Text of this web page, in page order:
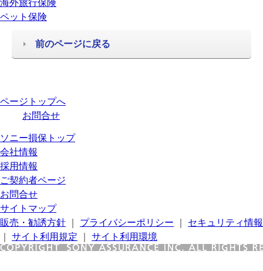
海外旅行保険
ペット保険
前のページに戻る
ページトップへ
お問合せ
ソニー損保トップ
会社情報
採用情報
ご契約者ページ
お問合せ
サイトマップ
販売・勧誘方針
プライバシーポリシー
セキュリティ情報
サイト利用規定 サイト利用環境